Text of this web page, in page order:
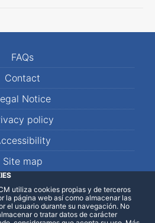
FAQs
Contact
Notice
policy
Site map
utiliza cookies propias y de terceros
la página web así como almacenar las
el usuario durante su navegación. No
o tratar datos de carácter